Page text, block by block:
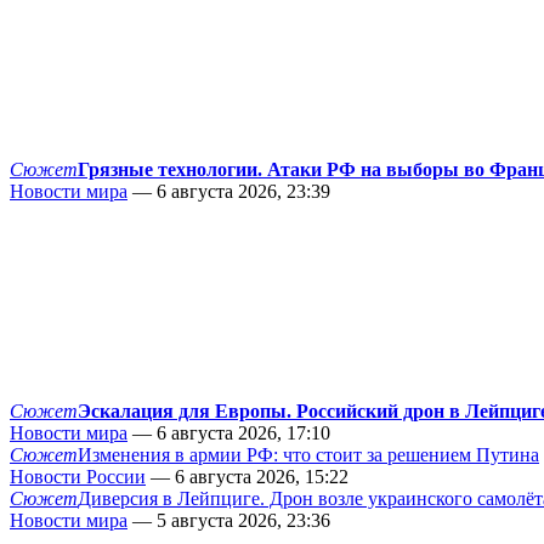
СюжетГрязные технологии. Атаки РФ на выборы во
Новости мира — 6 августа 2026, 23:39
СюжетЭскалация для Европы. Российский дрон в
Новости мира — 6 августа 2026, 17:10
СюжетИзменения в армии РФ: что стоит за решением Путина
Новости России — 6 августа 2026, 15:22
СюжетДиверсия в Лейпциге. Дрон возле украинского
Новости мира — 5 августа 2026, 23:36